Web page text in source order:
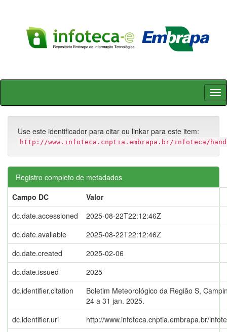
Skip
Use este identificador para citar ou linkar para este item:
http://www.infoteca.cnptia.embrapa.br/infoteca/
Registro completo de metadados
Campo DC
Valor
dc.date.accessioned
2025-08-22T22:12:46Z
dc.date.available
2025-08-22T22:12:46Z
dc.date.created
2025-02-06
dc.date.issued
2025
dc.identifier.citation
Boletim Meteorológico da Região S,
24 a 31 jan. 2025.
dc.identifier.uri
http://www.infoteca.cnptia.embrapa.br/